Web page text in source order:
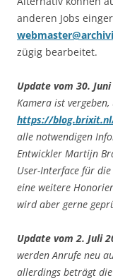
anderen Jobs
zügig bearbeitet.
Update vom 30.
Kamera ist
https://
alle notwendigen
Entwickler Martijn
User-Interface für
eine weitere
wird aber gerne
Update vom 2. Juli
werden Anrufe neu
allerdings beträgt